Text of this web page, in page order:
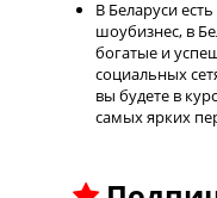
В Беларуси
шоубизнес, в
богатые и
социальных
вы будете в
самых ярких